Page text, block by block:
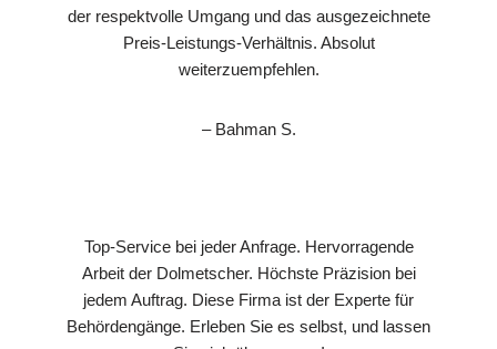
der respektvolle Umgang und das ausgezeichnete
Preis-Leistungs-Verhältnis. Absolut
weiterzuempfehlen.
– Bahman S.
Top-Service bei jeder Anfrage. Hervorragende
Arbeit der Dolmetscher. Höchste Präzision bei
jedem Auftrag. Diese Firma ist der Experte für
Behördengänge. Erleben Sie es selbst, und lassen